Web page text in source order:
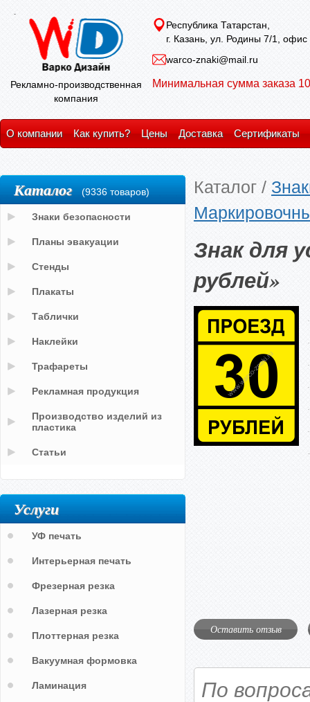
Рекламно-производственная
компания
Республика Татарстан,
г. Казань, ул. Родины 7/1, офис
warco-znaki@mail.ru
Минимальная сумма заказа
О компании Как купить? Цены Доставка Сертификаты
Каталог /
Знак для
рублей»
Оставить отзыв
По
Каталог (9336 товаров)
Знаки безопасности
Планы эвакуации
Стенды
Плакаты
Таблички
Наклейки
Трафареты
Рекламная продукция
Производство изделий из
пластика
Статьи
Услуги
УФ печать
Интерьерная печать
Фрезерная резка
Лазерная резка
Плоттерная резка
Вакуумная формовка
Ламинация